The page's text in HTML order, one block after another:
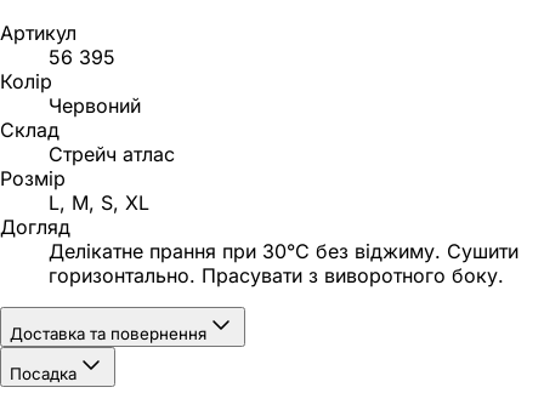
Артикул
56 395
Колір
Червоний
Склад
Стрейч атлас
Розмір
L, M, S, XL
Догляд
Делікатне прання при 30°C без віджиму. Сушити
горизонтально. Прасувати з виворотного боку.
Доставка та повернення
Посадка